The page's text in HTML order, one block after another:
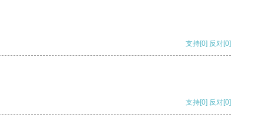
支持[0] 反对[0]
支持[0] 反对[0]